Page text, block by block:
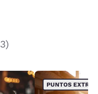
PUNTOS EXTRA